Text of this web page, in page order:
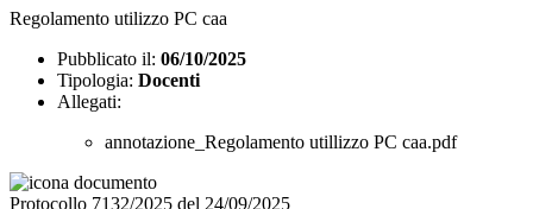
Regolamento utilizzo PC caa
Pubblicato il: 06/10/2025
Tipologia: Docenti
Allegati:
annotazione_Regolamento utillizzo PC caa.pdf
Protocollo 7132/2025 del 24/09/2025